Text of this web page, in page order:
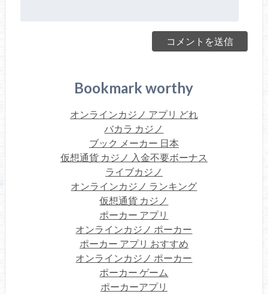
Bookmark worthy
オンラインカジノ アプリ どれ
バカラ カジノ
ブック メーカー 日本
仮想通貨 カジノ 入金不要ボーナス
ライブカジノ
オンラインカジノ ランキング
仮想通貨 カジノ
ポーカー アプリ
オンラインカジノ ポーカー
ポーカー アプリ おすすめ
オンラインカジノ ポーカー
ポーカー ゲーム
ポーカーアプリ